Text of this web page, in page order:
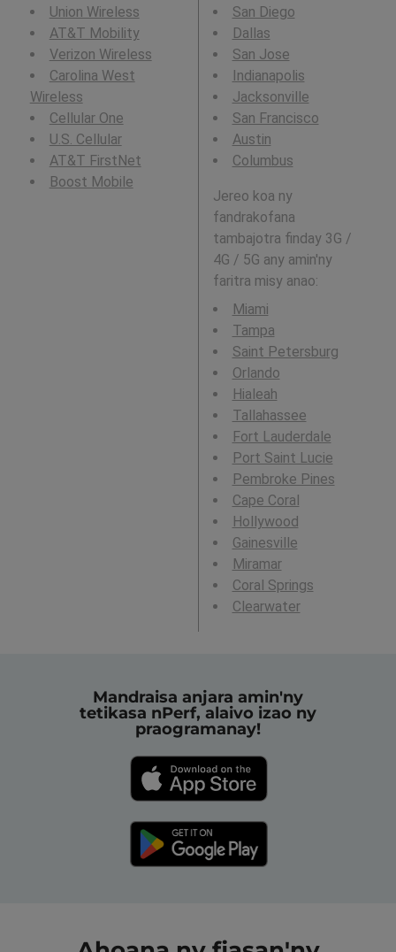
Union Wireless
AT&T Mobility
Verizon Wireless
Carolina West
Wireless
Cellular One
U.S. Cellular
AT&T FirstNet
Boost Mobile
San Diego
Dallas
San Jose
Indianapolis
Jacksonville
San Francisco
Austin
Columbus
Jereo koa ny
fandrakofana
tambajotra finday 3G /
4G / 5G any amin'ny
faritra misy anao:
Miami
Tampa
Saint Petersburg
Orlando
Hialeah
Tallahassee
Fort Lauderdale
Port Saint Lucie
Pembroke Pines
Cape Coral
Hollywood
Gainesville
Miramar
Coral Springs
Clearwater
Mandraisa anjara amin'ny
tetikasa nPerf, alaivo izao ny
praogramanay!